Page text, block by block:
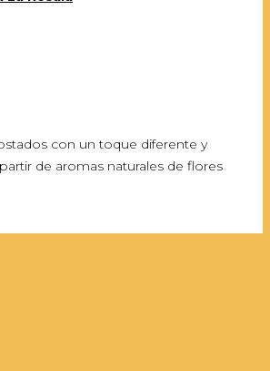
con un toque diferente y
de aromas naturales de flores